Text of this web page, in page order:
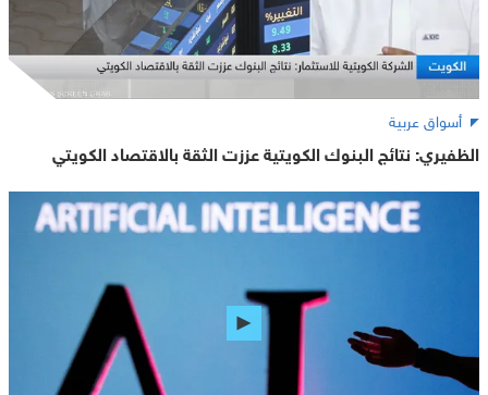
أسواق عربية
الظفيري: نتائج البنوك الكويتية عززت الثقة بالاقتصاد الكويتي